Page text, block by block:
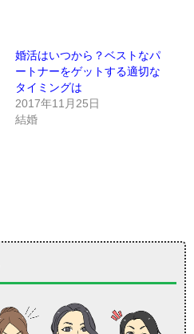
婚活はいつから？ベストなパ
ートナーをゲットする適切な
タイミングは
2017年11月25日
結婚